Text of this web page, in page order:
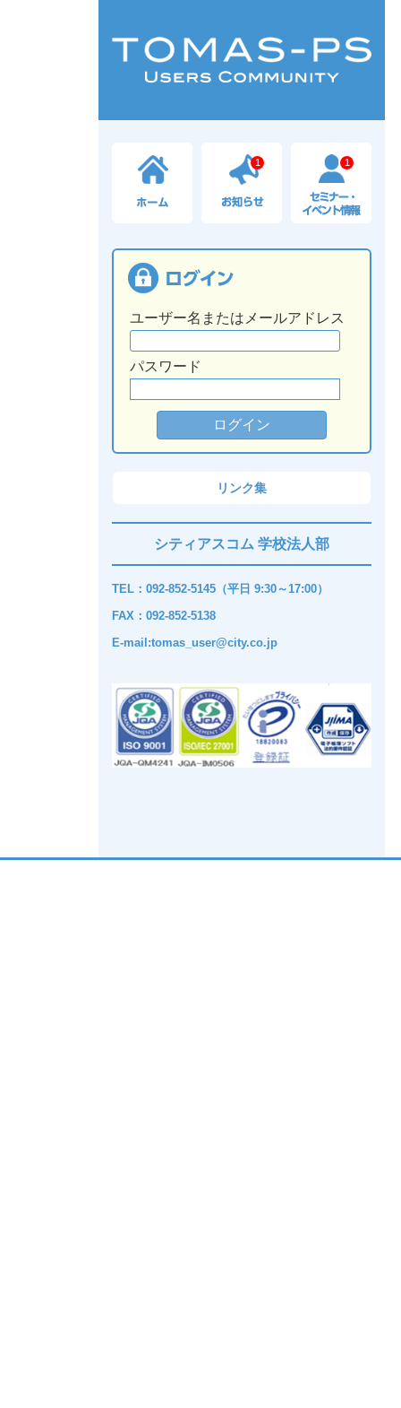
1 1
ユーザー名またはメールアドレス
パスワード
リンク集
シティアスコム 学校法人部
TEL：092-852-5145（平日 9:30～17:00）
FAX：092-852-5138
E-mail:tomas_user@city.co.jp